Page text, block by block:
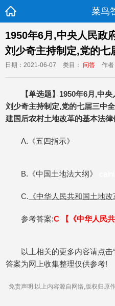
菜鸟
1950年6月,中央人民政
刘少奇主持制定,党的七
日期：2021-06-07 类目： 问答 作
【单选题】1950年6月,中
刘少奇主持制定,党的七届三中
建国后农村土地改革的基本法律
A.《五四指示》
B.《中国土地法大纲》
C. 《中华人民共和国土地改
参考答案:C 【 《中华人民
以上相关的更多内容请点击
答案为网上收集整理仅供参考!
免责声明:以上内容源自网络,版权归原